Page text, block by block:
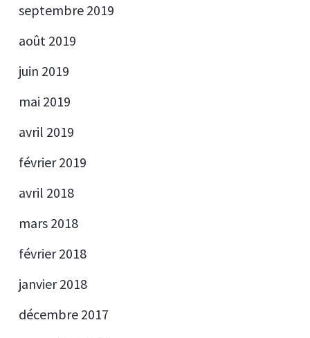
septembre 2019
août 2019
juin 2019
mai 2019
avril 2019
février 2019
avril 2018
mars 2018
février 2018
janvier 2018
décembre 2017